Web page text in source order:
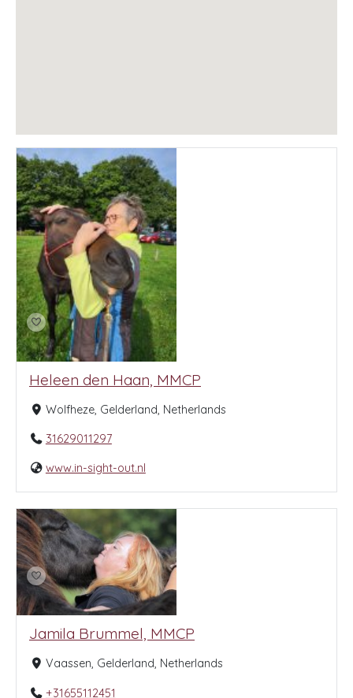
Heleen den Haan, MMCP
Wolfheze, Gelderland, Netherlands
31629011297
www.in-sight-out.nl
Jamila Brummel, MMCP
Vaassen, Gelderland, Netherlands
+31655112451